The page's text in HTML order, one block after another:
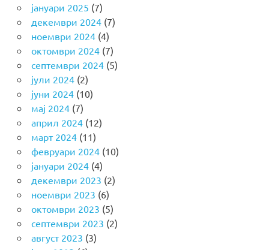
јануари 2025 (7)
декември 2024(7)
ноември 2024(4)
октомври 2024(7)
септември 2024(5)
јули 2024(2)
јуни 2024(10)
мај 2024(7)
април 2024(12)
март 2024(11)
февруари 2024(10)
јануари 2024(4)
декември 2023 (2)
ноември 2023 (6)
октомври 2023 (5)
септември 2023 (2)
август 2023 (3)